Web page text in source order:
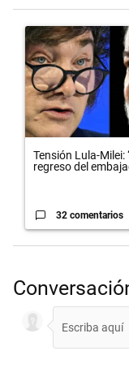
Un artículo de
Tensión Lula-Milei:
regreso del
32 comentarios